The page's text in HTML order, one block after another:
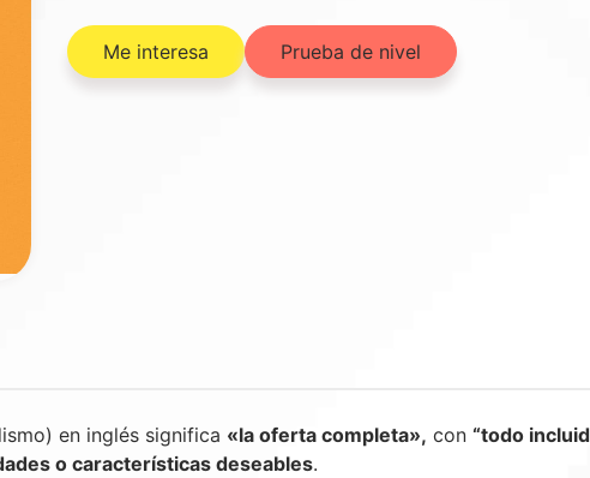
Me interesa Prueba de nivel
en inglés significa «la oferta completa», con “todo
o características deseables.